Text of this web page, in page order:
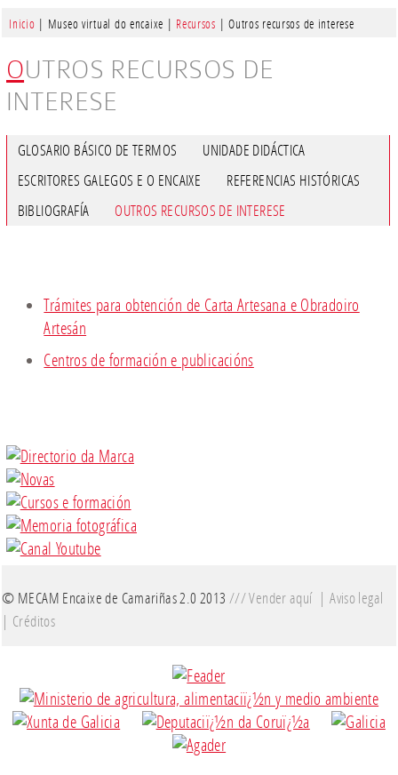
Inicio | Museo virtual do encaixe | Recursos | Outros recursos de interese
OUTROS RECURSOS DE
INTERESE
GLOSARIO BÁSICO DE TERMOS
UNIDADE DIDÁCTICA
ESCRITORES GALEGOS E O ENCAIXE
REFERENCIAS HISTÓRICAS
BIBLIOGRAFÍA
OUTROS RECURSOS DE INTERESE
Trámites para obtención de Carta Artesana e Obradoiro
Artesán
Centros de formación e publicacións
© MECAM Encaixe de Camariñas 2.0 2013 ///Vender aquí|Aviso legal
Créditos